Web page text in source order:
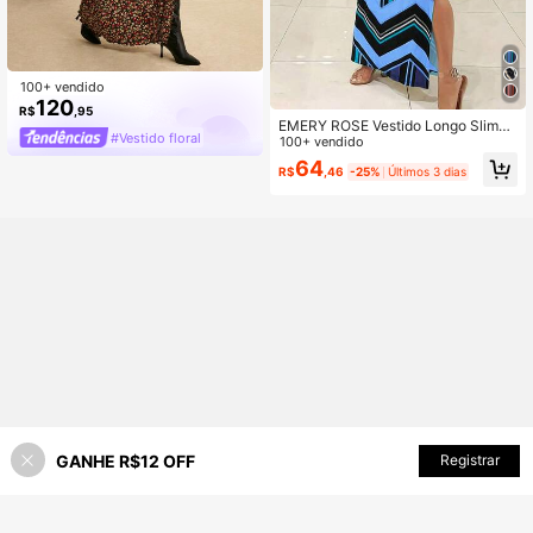
100+ vendido
R$120,95
#Vestido floral
EMERY ROSE Vestido Longo Slim-F
it Sem Mangas com Estampa Geom
étrica e Fendas Laterais, Roupa Fe
minina Maxi
100+ vendido
R$64 ,46 -25% Últimos 3 dias
ADICIONAR AO CARRINHO
GANHE R$12 OFF Registrar